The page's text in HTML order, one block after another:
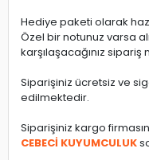
Hediye paketi olarak
Özel bir notunuz varsa
karşılaşacağınız
Siparişiniz ücretsiz ve
edilmektedir.
Siparişiniz kargo
CEBECİ KUYUMCULUK